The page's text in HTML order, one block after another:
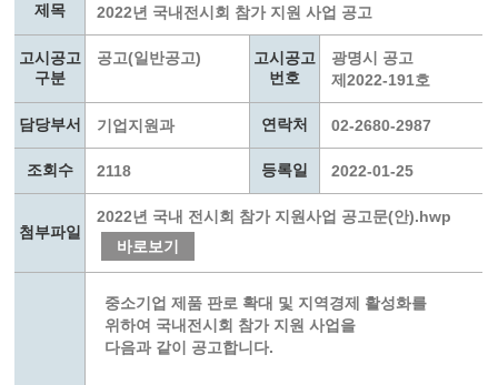
제목 2022년 국내전시회 참가 지원 사업 공고
고시공고
구분
공고(일반공고)
고시공고
번호
광명시 공고
제2022-191호
담당부서 기업지원과 연락처 02-2680-2987
조회수 2118 등록일 2022-01-25
첨부파일
2022년 국내 전시회 참가 지원사업 공고문(안).hwp
바로보기
중소기업 제품 판로 확대 및 지역경제 활성화를
위하여 국내전시회 참가 지원 사업을
다음과 같이 공고합니다.